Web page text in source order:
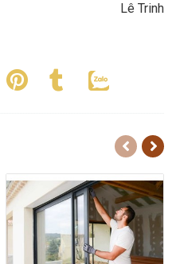
Lê Trinh